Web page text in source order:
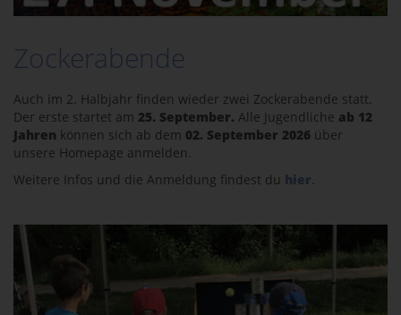
Zockerabende
Auch im 2. Halbjahr finden wieder zwei Zockerabende statt.
Der erste startet am 25. September. Alle Jugendliche ab 12
Jahren können sich ab dem 02. September 2026 über
unsere Homepage anmelden.
Weitere Infos und die Anmeldung findest du hier.